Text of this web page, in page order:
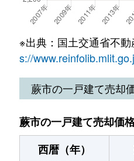
※出典：国土交通省不
s://
蕨市の一戸建て売却
蕨市の一戸建て売却価
西暦（年）